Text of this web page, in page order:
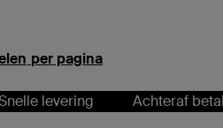
per pagina
levering Achteraf